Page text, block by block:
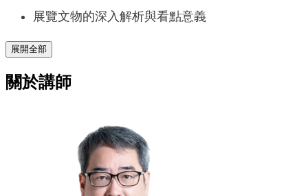
展覽文物的深入解析與看點意義
展開全部
關於講師